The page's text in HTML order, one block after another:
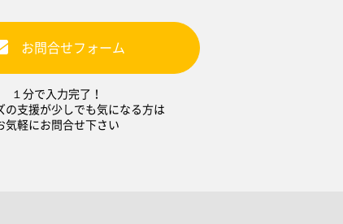
お問合せフォーム
１分で入力完了！
の支援が少しでも気になる方は
気軽にお問合せ下さい